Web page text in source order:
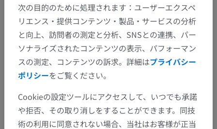
解剖学的階層
人体解剖学1
系統解剖> 神経系> 中枢神経系> 脳> 菱脳>
髄脳；延髄；球> 閂；カンヌキ
下位構造：この解剖学的部位には下位構造がありま
せん
次の目的のために処理されます：ユーザーエクスペ
リエンス・提供コンテンツ・製品・サービスの分析
と向上、訪問者の測定と分析、SNSとの連携、パー
ソナライズされたコンテンツの表示、パフォーマン
スの測定、コンテンツの訴求。詳細はプライバシー
ポリシーをご覧ください。
Cookieの設定ツールにアクセスして、いつでも承諾
や拒否、その取り消しをすることができます。同技
術の利用に同意されない場合、当社はお客様が正当